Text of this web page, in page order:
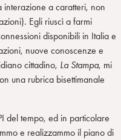
interazione a caratteri, non
Egli riuscì a farmi
disponibili in Italia e
nuove conoscenze e
cittadino, La Stampa, mi
una rubrica bisettimanale
del tempo, ed in particolare
e realizzammo il piano di